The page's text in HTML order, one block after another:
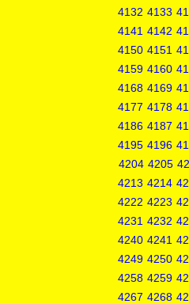
4132 4133
4141 4142
4150 4151
4159 4160
4168 4169
4177 4178
4186 4187
4195 4196
4204 4205
4213 4214
4222 4223
4231 4232
4240 4241
4249 4250
4258 4259
4267 4268